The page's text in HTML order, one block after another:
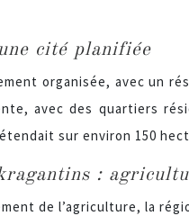
cité planifiée
organisée, avec un
avec des quartiers
sur environ 150
:
de l’agriculture, la